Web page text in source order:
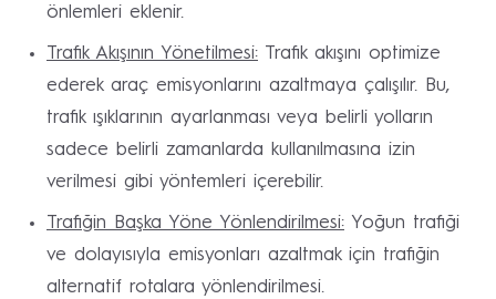
önlemleri eklenir.
Trafik Akışının Yönetilmesi: Trafik akışını optimize
ederek araç emisyonlarını azaltmaya çalışılır. Bu,
trafik ışıklarının ayarlanması veya belirli yolların
sadece belirli zamanlarda kullanılmasına izin
verilmesi gibi yöntemleri içerebilir.
Trafiğin Başka Yöne Yönlendirilmesi: Yoğun trafiği
ve dolayısıyla emisyonları azaltmak için trafiğin
alternatif rotalara yönlendirilmesi.